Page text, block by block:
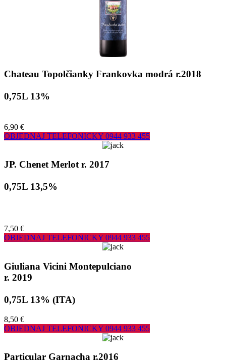
Chateau Topolčianky Frankovka modrá r.2018
0,75L 13%
6,90 €
OBJEDNAJ TELEFONICKY 0944 933 455
JP. Chenet Merlot r. 2017
0,75L 13,5%
7,50 €
OBJEDNAJ TELEFONICKY 0944 933 455
Giuliana Vicini Montepulciano
r. 2019
0,75L 13% (ITA)
8,50 €
OBJEDNAJ TELEFONICKY 0944 933 455
Particular Garnacha r.2016